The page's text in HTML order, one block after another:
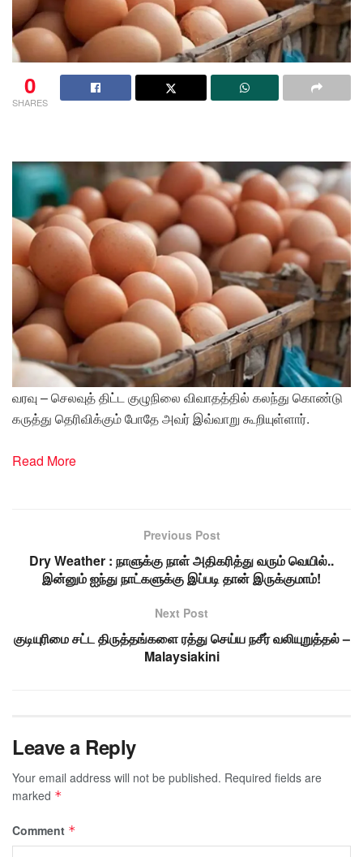
0
SHARES
வரவு – செலவுத் திட்ட குழுநிலை விவாதத்தில் கலந்து கொண்டு
கருத்து தெரிவிக்கும் போதே அவர் இவ்வாறு கூறியுள்ளார்.
Read More
Previous Post
Dry Weather : நாளுக்கு நாள் அதிகரித்து வரும் வெயில்..
இன்னும் ஐந்து நாட்களுக்கு இப்படி தான் இருக்குமாம்!
Next Post
குடியுரிமை சட்ட திருத்தங்களை ரத்து செய்ய நசீர் வலியுறுத்தல் –
Malaysiakini
Leave a Reply
Your email address will not be published. Required fields are
marked *
Comment *